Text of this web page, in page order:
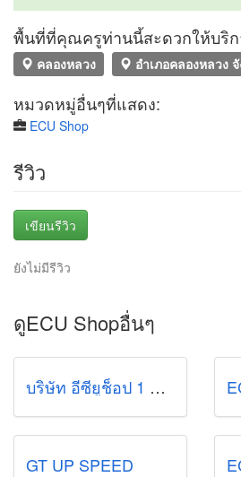
พื้นที่ที่คุณครูท่านนี้สะดวกให้บริก
คลองหลวง อำเภอคลองหลวง
หมวดหมู่อื่นๆที่แสดง:
ECU Shop
รีวิว
เขียนรีวิว
ยังไม่มีรีวิว
ดูECU Shopอื่นๆ
บริษัท อีซียูช็อป 1 จำกัด
GT UP SPEED